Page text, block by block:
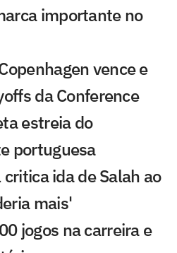
importante no
vence e
da Conference
estreia do
portuguesa
ida de Salah ao
mais'
jogos na carreira e